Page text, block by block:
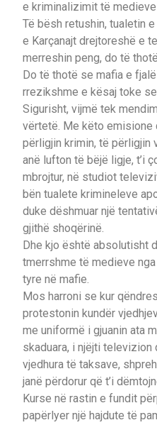
e kriminalizimit të
Të bësh retushin, tualetin
e Karçanajt drejtoreshë e
merreshin peng, do të
Do të thotë se mafia e
rrezikshme e kësaj toke
Sigurisht, vijmë tek
vërtetë. Me këto emisione
përligjin krimin, të përligjin
anë lufton të bëjë ligje, t’i
mbrojtur, në studiot
bën tualete krimineleve
duke dëshmuar një
gjithë shoqërinë.
Dhe kjo është absolutisht
tmerrshme të medieve
tyre në mafie.
Mos harroni se kur
protestonin kundër
me uniformë i gjuanin ata
skaduara, i njëjti televizion
vjedhura të taksave,
janë përdorur që t’i
Kurse në rastin e fundit
papërlyer një hajdute të